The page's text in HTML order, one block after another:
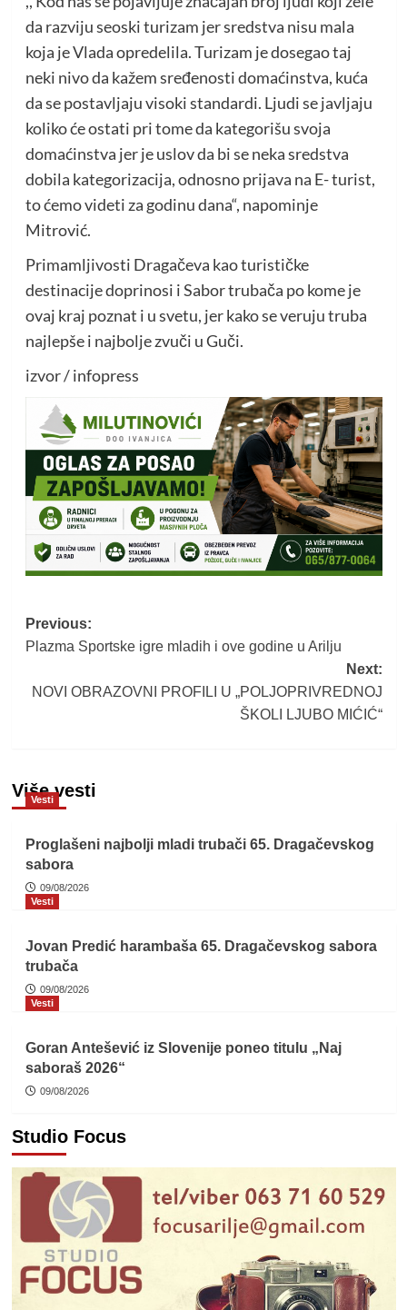
da razviju seoski turizam jer sredstva nisu mala
koja je Vlada opredelila. Turizam je dosegao taj
neki nivo da kažem sređenosti domaćinstva, kuća
da se postavljaju visoki standardi. Ljudi se javljaju
koliko će ostati pri tome da kategorišu svoja
domaćinstva jer je uslov da bi se neka sredstva
dobila kategorizacija, odnosno prijava na E- turist,
to ćemo videti za godinu dana“, napominje
Mitrović.
Primamljivosti Dragačeva kao turističke
destinacije doprinosi i Sabor trubača po kome je
ovaj kraj poznat i u svetu, jer kako se veruju truba
najlepše i najbolje zvuči u Guči.
izvor / infopress
Post
navigation
Previous:
Plazma Sportske igre mladih i ove godine u Arilju
Next:
NOVI OBRAZOVNI PROFILI U „POLJOPRIVREDNOJ
ŠKOLI LJUBO MIĆIĆ“
Više vesti
Vesti
Proglašeni najbolji mladi trubači 65. Dragačevskog
sabora
09/08/2026
Vesti
Jovan Predić harambaša 65. Dragačevskog sabora
trubača
09/08/2026
Vesti
Goran Antešević iz Slovenije poneo titulu „Naj
saboraš 2026“
09/08/2026
Studio Focus